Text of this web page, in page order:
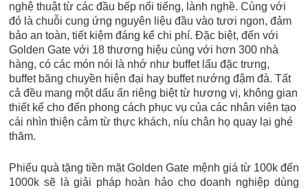
nghệ thuật từ các đầu bếp nổi tiếng, lành nghề. Cùng với
đó là chuỗi cung ứng nguyên liệu đầu vào tươi ngon, đảm
bảo an toàn, tiết kiệm đáng kể chi phí. Đặc biệt, đến với
Golden Gate với 18 thương hiệu cùng với hơn 300 nhà
hàng, có các món nói là nhớ như buffet lẩu đặc trưng,
buffet băng chuyền hiện đại hay buffet nướng đậm đà. Tất
cả đều mang một dấu ấn riêng biệt từ hương vị, không gian
thiết kế cho đến phong cách phục vụ của các nhân viên tạo
cái nhìn thiện cảm từ thực khách, níu chân họ quay lại ghé
thăm.
Phiếu quà tặng tiền mặt Golden Gate mệnh giá từ 100k đến
1000k sẽ là giải pháp hoàn hảo cho doanh nghiệp dùng